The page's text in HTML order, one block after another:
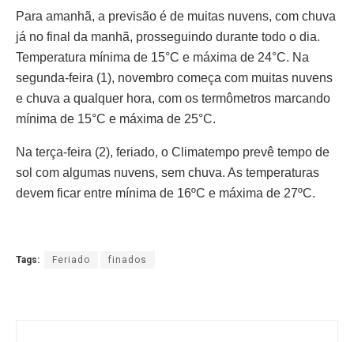
Para amanhã, a previsão é de muitas nuvens, com chuva
já no final da manhã, prosseguindo durante todo o dia.
Temperatura mínima de 15°C e máxima de 24°C. Na
segunda-feira (1), novembro começa com muitas nuvens
e chuva a qualquer hora, com os termômetros marcando
mínima de 15°C e máxima de 25°C.
Na terça-feira (2), feriado, o Climatempo prevê tempo de
sol com algumas nuvens, sem chuva. As temperaturas
devem ficar entre mínima de 16ºC e máxima de 27ºC.
Tags: Feriado finados